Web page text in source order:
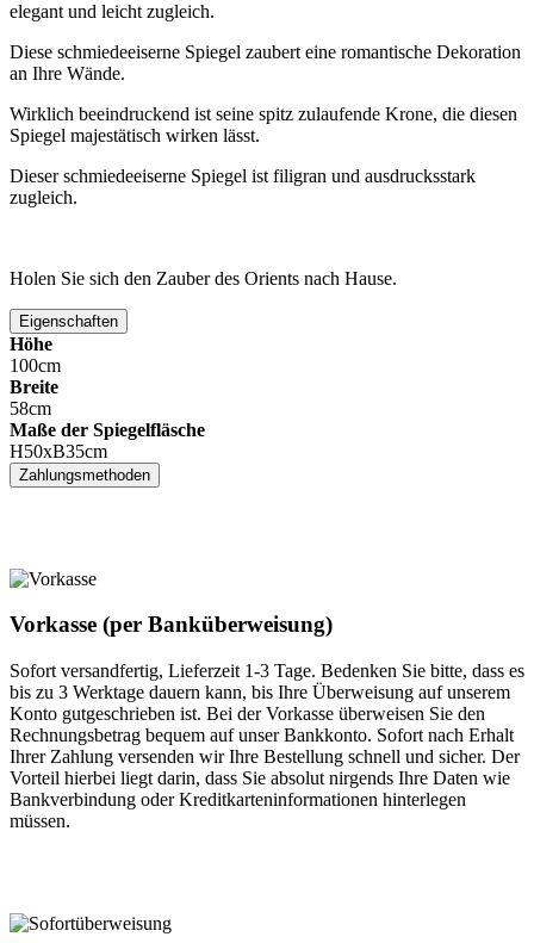
elegant und leicht zugleich.
Diese schmiedeeiserne Spiegel zaubert eine romantische Dekoration
an Ihre Wände.
Wirklich beeindruckend ist seine spitz zulaufende Krone, die diesen
Spiegel majestätisch wirken lässt.
Dieser schmiedeeiserne Spiegel ist filigran und ausdrucksstark
zugleich.
Holen Sie sich den Zauber des Orients nach Hause.
Eigenschaften
Höhe
100cm
Breite
58cm
Maße der Spiegelfläsche
H50xB35cm
Zahlungsmethoden
Vorkasse (per Banküberweisung)
Sofort versandfertig, Lieferzeit 1-3 Tage. Bedenken Sie bitte, dass es
bis zu 3 Werktage dauern kann, bis Ihre Überweisung auf unserem
Konto gutgeschrieben ist. Bei der Vorkasse überweisen Sie den
Rechnungsbetrag bequem auf unser Bankkonto. Sofort nach Erhalt
Ihrer Zahlung versenden wir Ihre Bestellung schnell und sicher. Der
Vorteil hierbei liegt darin, dass Sie absolut nirgends Ihre Daten wie
Bankverbindung oder Kreditkarteninformationen hinterlegen
müssen.